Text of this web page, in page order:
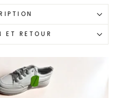
ET RETOUR